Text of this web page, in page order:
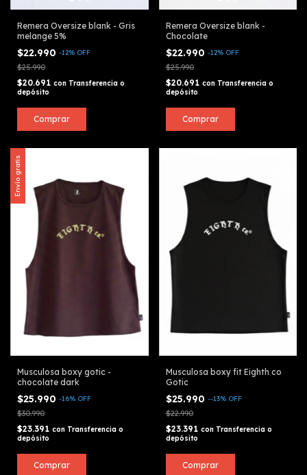
Remera Oversize blank - Gris
melange 5%
$22.990 -12% OFF
$25.990
$20.691 con Transferencia o
depósito
Comprar
Remera Oversize blank -
Chocolate
$22.990 -12% OFF
$25.990
$20.691 con Transferencia o
depósito
Comprar
Envío gratis
Musculosa boxy gotic -
chocolate dark
$25.990 -16% OFF
$30.990
$23.391 con Transferencia o
depósito
Comprar
Musculosa boxy fit Eighth co
Gotic
$25.990 --13% OFF
$22.990
$23.391 con Transferencia o
depósito
Comprar